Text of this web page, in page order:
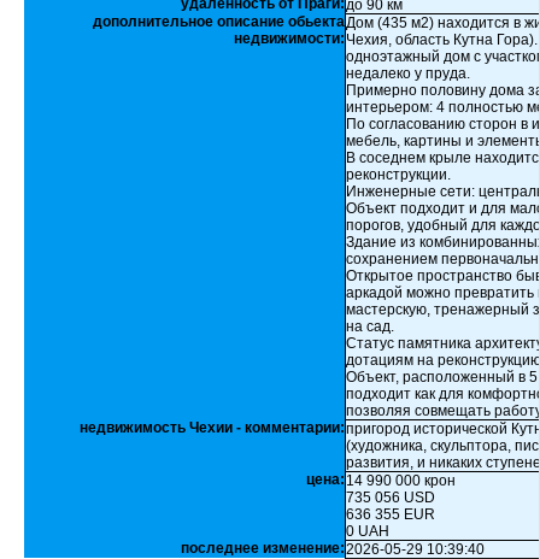
удалённость от Праги:до 90 км
дополнительное описание обьекта
недвижимости:
Дом (435 м2) находится в
Чехия, область Кутна
одноэтажный дом с
недалеко у пруда.
Примерно половину дома
интерьером: 4 полностью
По согласованию сторон в
мебель, картины и
В соседнем крыле
реконструкции.
Инженерные сети:
Объект подходит и для
порогов, удобный для
Здание из
сохранением
Открытое пространство
аркадой можно превратить
мастерскую, тренажерный
на сад.
Статус памятника
дотациям на
Объект, расположенный в
подходит как для
позволяя совмещать
недвижимость Чехии - комментарии:пригород исторической
(художника, скульптора,
развития, и никаких
цена: 14 990 000 крон
735 056 USD
636 355 EUR
0 UAH
последнее изменение:2026-05-29 10:39:40